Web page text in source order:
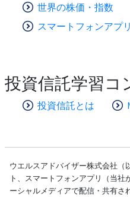
世界の株価・指数
スマートフォンアプ
投資信託学習コ
投資信託とは
ウエルスアドバイザー株式会社（
ト、スマートフォンアプリ（当社
ーシャルメディアで配信・共有さ